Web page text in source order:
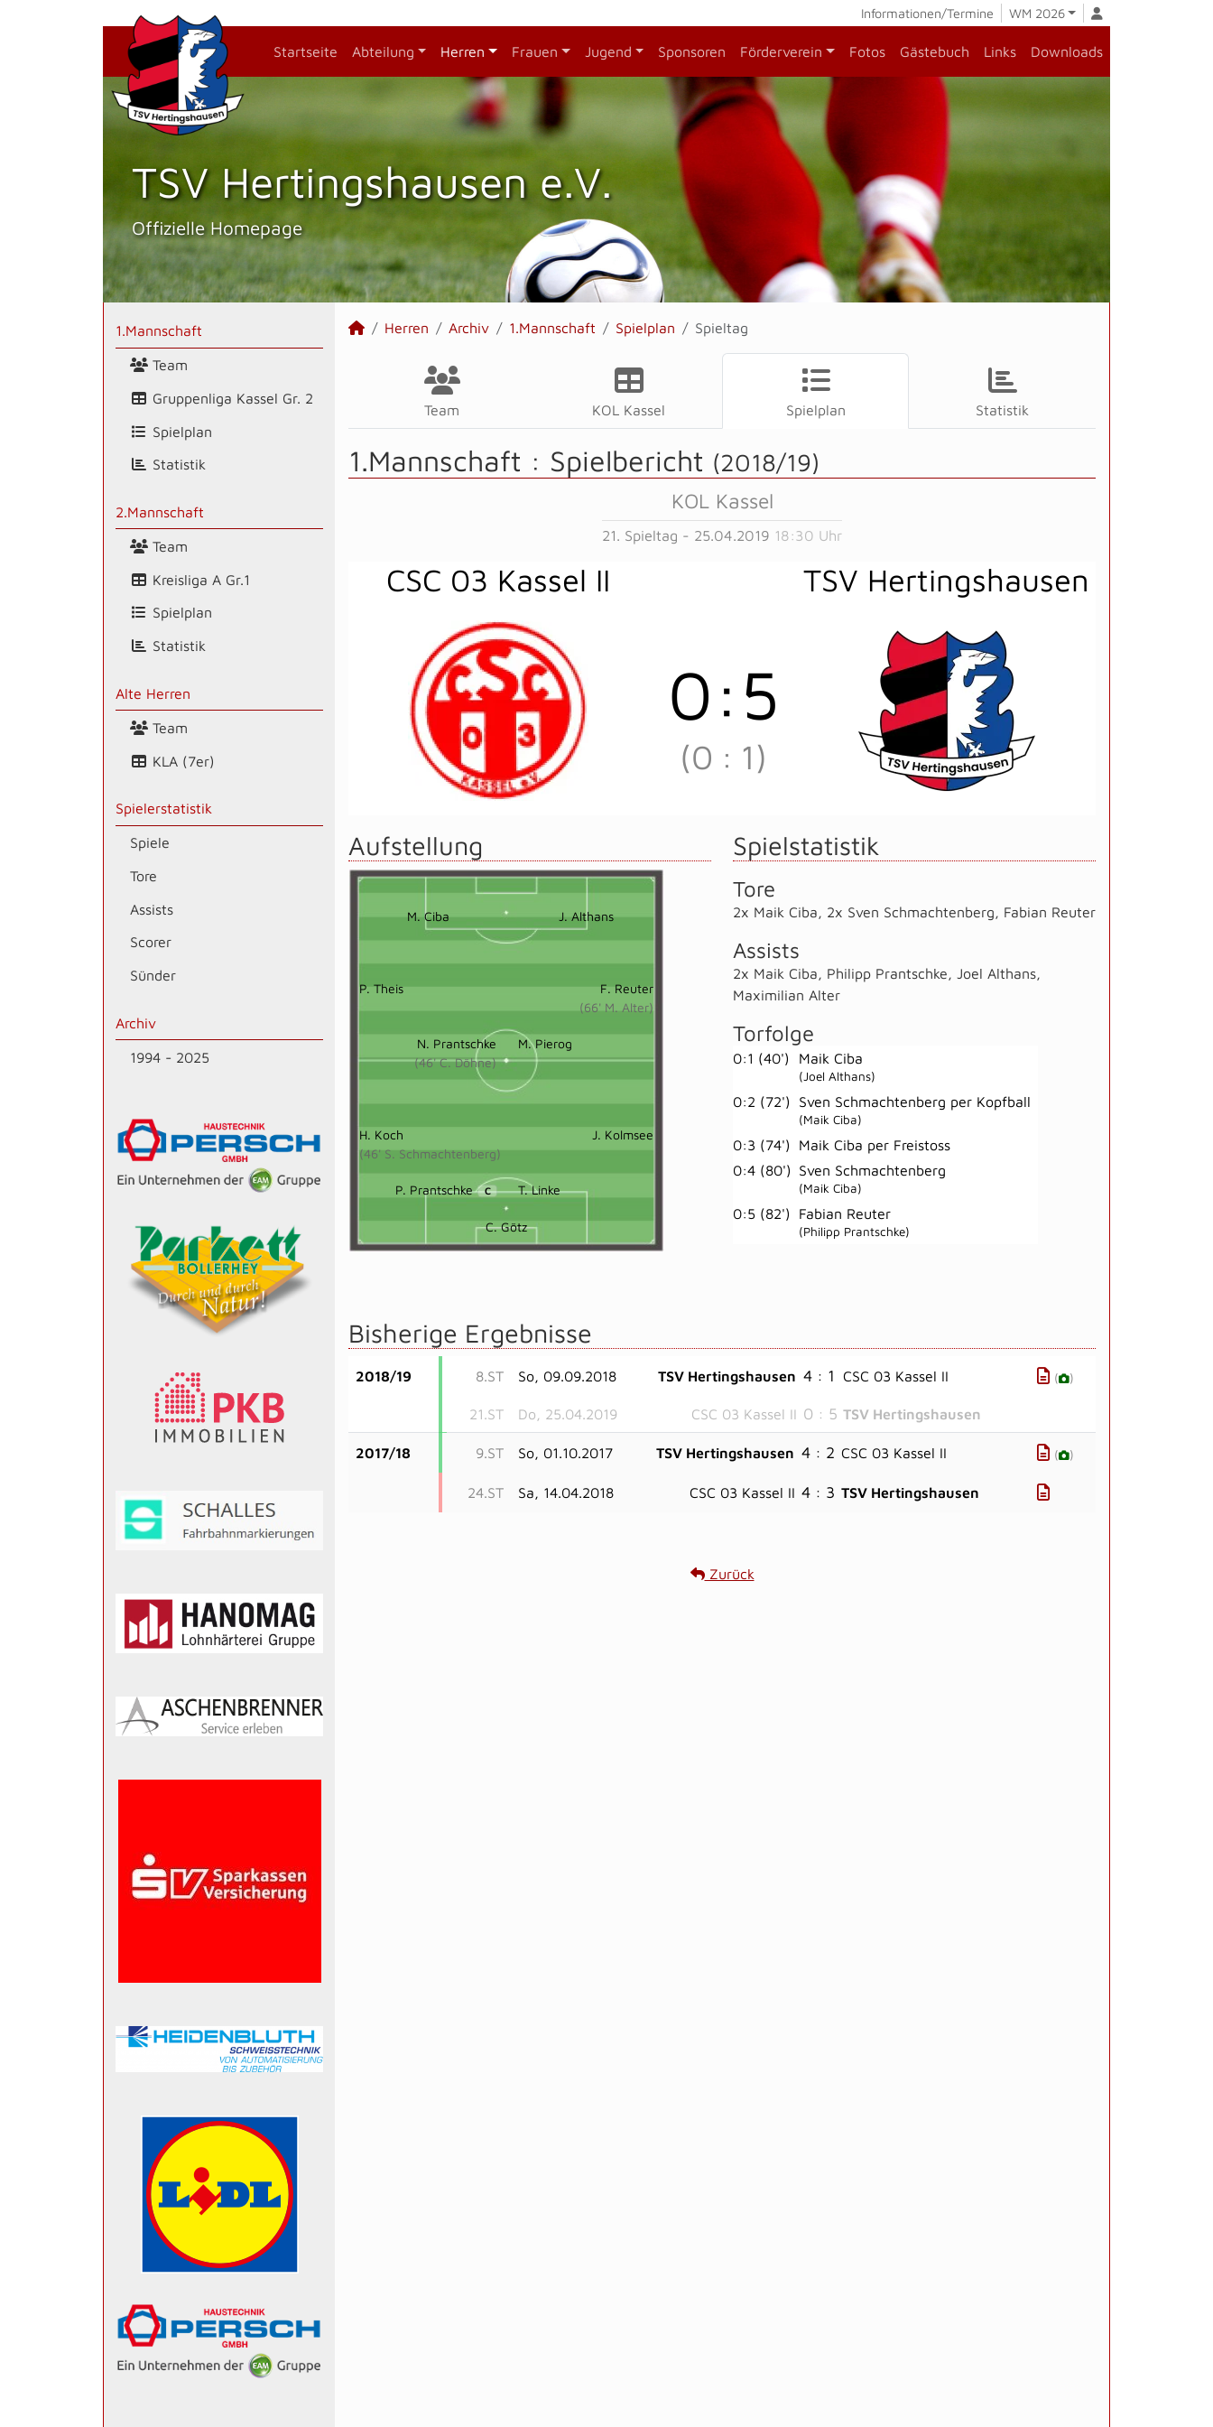
Informationen/Termine WM 2026
Startseite Abteilung Herren Frauen Jugend Sponsoren Förderverein Fotos Gästebuch Links Downloads
TSV Hertings­hausen e.V.
Offizielle Homepage
1.Mannschaft
Team
Gruppenliga Kassel Gr. 2
Spielplan
Statistik
2.Mannschaft
Team
Kreisliga A Gr.1
Spielplan
Statistik
Alte Herren
Team
KLA (7er)
Spielerstatistik
Spiele
Tore
Assists
Scorer
Sünder
Archiv
1994 - 2025
Herren Archiv 1.Mannschaft Spielplan Spieltag
Team KOL Kassel Spielplan Statistik
1.Mannschaft : Spielbericht (2018/19)
KOL Kassel
21. Spieltag - 25.04.2019 18:30 Uhr
CSC 03 Kassel II TSV Hertingshausen
0:5
(0 : 1)
Aufstellung
M. Ciba J. Althans
P. Theis
F. Reuter
(66' M. Alter)
N. Prantschke
(46' C. Döhne)
M. Pierog
H. Koch
(46' S. Schmachtenberg)
J. Kolmsee
P. Prantschke C T. Linke
C. Götz
Spielstatistik
Tore
2x Maik Ciba 2x Sven Schmachtenberg Fabian Reuter
Assists
2x Maik Ciba Philipp Prantschke Joel Althans
Maximilian Alter
Torfolge
0:1 (40') Maik Ciba
(Joel Althans)
0:2 (72') Sven Schmachtenberg per Kopfball
(Maik Ciba)
0:3 (74')
Maik Ciba per Freistoss
0:4 (80')
Sven Schmachtenberg
(Maik Ciba)
0:5 (82') Fabian Reuter
(Philipp Prantschke)
Bisherige Ergebnisse
2018/19 8.ST So, 09.09.2018 TSV Hertingshausen 4 : 1 CSC 03 Kassel II ( )
21.ST Do, 25.04.2019 CSC 03 Kassel II 0 : 5 TSV Hertingshausen
2017/18 9.ST So, 01.10.2017 TSV Hertingshausen 4 : 2 CSC 03 Kassel II ( )
24.ST Sa, 14.04.2018 CSC 03 Kassel II 4 : 3 TSV Hertingshausen
Zurück